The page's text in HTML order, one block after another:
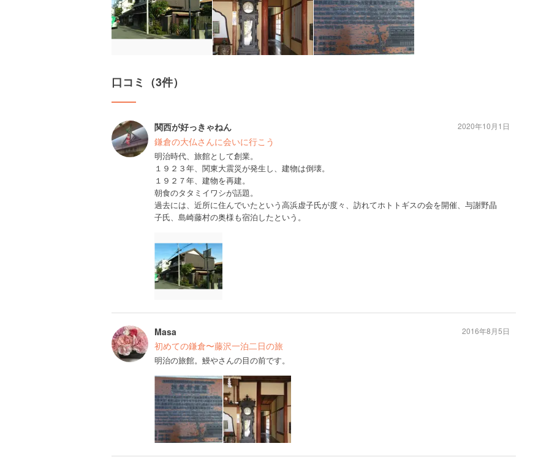
口コミ（3件）
関西が好っきゃねん
鎌倉の大仏さんに会いに行こう
明治時代、旅館として創業。
１９２３年、関東大震災が発生し、建物は倒壊。
１９２７年、建物を再建。
朝食のタタミイワシが話題。
過去には、近所に住んでいたという高浜虚子氏が度々、訪れてホトトギスの会を開催、与謝野晶
子氏、島崎藤村の奥様も宿泊したという。
2020年10月1日
Masa
初めての鎌倉〜藤沢一泊二日の旅
明治の旅館。鰻やさんの目の前です。
2016年8月5日